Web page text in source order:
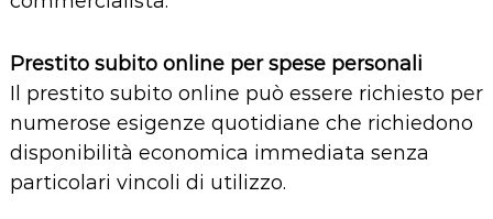
Prestito subito online per spese personali
Il prestito subito online può essere richiesto per
numerose esigenze quotidiane che richiedono
disponibilità economica immediata senza
particolari vincoli di utilizzo.